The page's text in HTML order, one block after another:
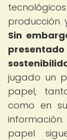
producción
Sin
jugado un
papel,
como en
papel